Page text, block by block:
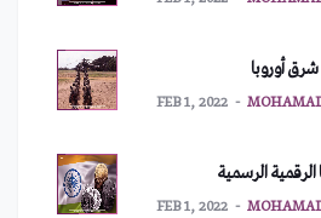
أوروبا
FEB 1, 2022
الرسمية
FEB 1, 2022